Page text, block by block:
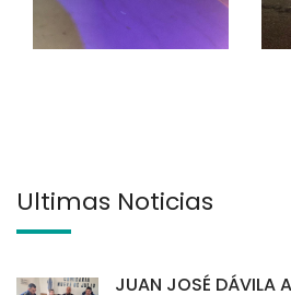
Últimas Noticias
JUAN JOSÉ DÁVILA